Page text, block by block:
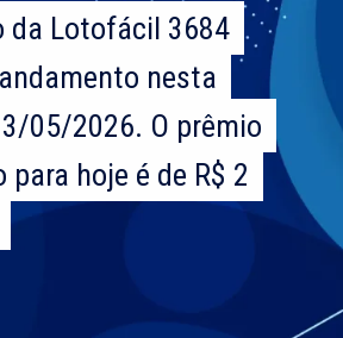
da Lotofácil 3684
nesta
05/2026. O prêmio
para hoje é de R$ 2
da Lotofácil 3684
nesta
05/2026. O prêmio
para hoje é de R$ 2